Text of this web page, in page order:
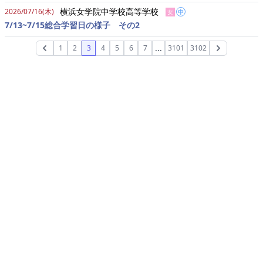
2026/07/16(木) 横浜女学院中学校高等学校 女 中
7/13~7/15総合学習日の様子 その2
Previous
1 2 3 4 5 6 7 ... 3101 3102 Next